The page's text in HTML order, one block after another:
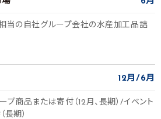
当の自社グループ会社の水産加工品詰
12月 6月
プ商品または寄付（12月、長期）/イベント
長期）